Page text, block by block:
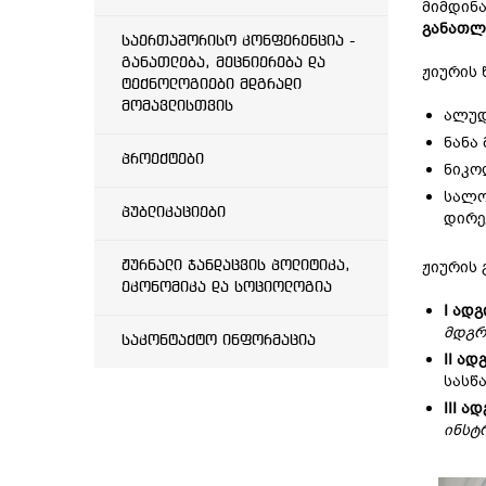
საერთაშორისო კონფერენცია -
განათლება, მეცნიერება და
ტექნოლოგიები მდგრადი
მომავლისთვის
პროექტები
პუბლიკაციები
ჟურნალი ჯანდაცვის პოლიტიკა,
ეკონომიკა და სოციოლოგია
საკონტაქტო ინფორმაცია
ჟიურის
ჟიურის
I
II
III